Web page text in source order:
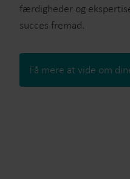
færdigheder og
succes fremad.
Få mere at vide om